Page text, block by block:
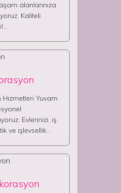
alanlarınıza
Kaliteli
Yuvam
Evlerinizi, iş
ve işlevsellik…